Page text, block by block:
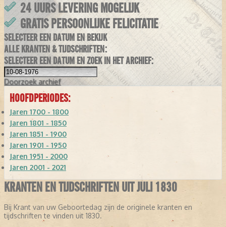
24 UURS LEVERING MOGELIJK
GRATIS PERSOONLIJKE FELICITATIE
SELECTEER EEN DATUM EN BEKIJK
ALLE KRANTEN & TIJDSCHRIFTEN:
SELECTEER EEN DATUM EN ZOEK IN HET ARCHIEF:
Doorzoek archief
HOOFDPERIODES:
Jaren 1700 - 1800
Jaren 1801 - 1850
Jaren 1851 - 1900
Jaren 1901 - 1950
Jaren 1951 - 2000
Jaren 2001 - 2021
KRANTEN EN TIJDSCHRIFTEN UIT JULI 1830
Bij Krant van uw Geboortedag zijn de originele kranten en
tijdschriften te vinden uit 1830.